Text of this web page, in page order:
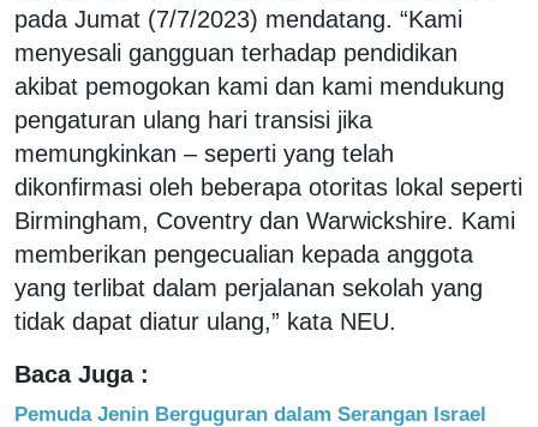
pada Jumat (7/7/2023) mendatang. “Kami
menyesali gangguan terhadap pendidikan
akibat pemogokan kami dan kami mendukung
pengaturan ulang hari transisi jika
memungkinkan – seperti yang telah
dikonfirmasi oleh beberapa otoritas lokal seperti
Birmingham, Coventry dan Warwickshire. Kami
memberikan pengecualian kepada anggota
yang terlibat dalam perjalanan sekolah yang
tidak dapat diatur ulang,” kata NEU.
Baca Juga :
Pemuda Jenin Berguguran dalam Serangan Israel